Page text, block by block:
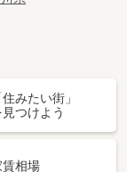
住みたい街」
見つけよう
賃相場